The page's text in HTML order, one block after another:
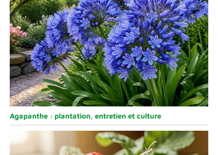
Agapanthe : plantation, entretien et culture